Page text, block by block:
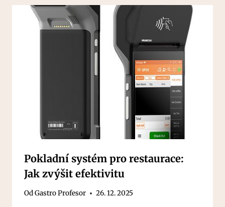
Pokladní systém pro restaurace:
Jak zvýšit efektivitu
OdGastro Profesor 26. 12. 2025